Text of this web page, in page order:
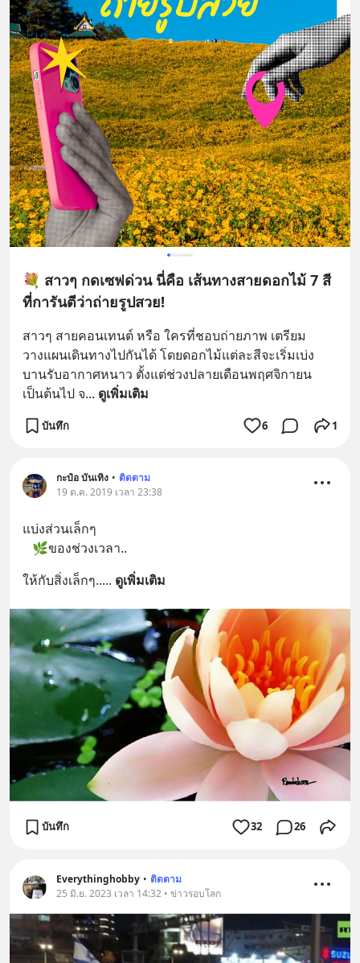
💐 สาวๆ กดเซฟด่วน นี่คือ เส้นทางสายดอกไม้ 7 สี
ที่การันตีว่าถ่ายรูปสวย!
สาวๆ สายคอนเทนต์ หรือ ใครที่ชอบถ่ายภาพ เตรียม
วางแผนเดินทางไปกันได้ โดยดอกไม้แต่ละสีจะเริ่มเบ่ง
บานรับอากาศหนาว ตั้งแต่ช่วงปลายเดือนพฤศจิกายน
เป็นต้นไป จ... ดูเพิ่มเติม
บันทึก 6 1
กะป๋อ บันเทิง • ติดตาม
19 ต.ค. 2019 เวลา 23:38
แบ่งส่วนเล็กๆ
   🌿ของช่วงเวลา..
ให้กับสิ่งเล็กๆ..... ดูเพิ่มเติม
บันทึก 32 26
Everythinghobby • ติดตาม
25 มิ.ย. 2023 เวลา 14:32 • ข่าวรอบโลก